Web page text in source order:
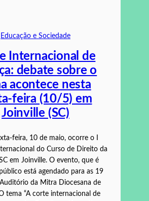
Educação e Sociedade
Internacional de
debate sobre o
acontece nesta
feira (10/5) em
Joinville (SC)
feira, 10 de maio, ocorre o I
do Curso de Direito da
em Joinville. O evento, que é
está agendado para as 19
da Mitra Diocesana de
tema “A corte internacional de